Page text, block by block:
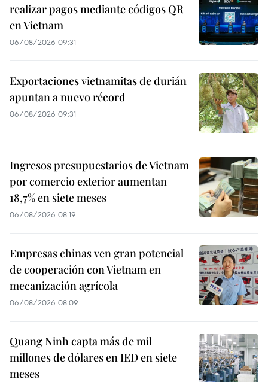
realizar pagos mediante códigos QR
en Vietnam
06/08/2026 09:31
Exportaciones vietnamitas de durián
apuntan a nuevo récord
06/08/2026 09:31
Ingresos presupuestarios de Vietnam
por comercio exterior aumentan
18,7% en siete meses
06/08/2026 08:19
Empresas chinas ven gran potencial
de cooperación con Vietnam en
mecanización agrícola
06/08/2026 08:09
Quang Ninh capta más de mil
millones de dólares en IED en siete
meses